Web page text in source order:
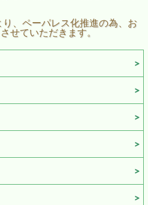
、ペーパレス化推進の為、お
せていただきます。